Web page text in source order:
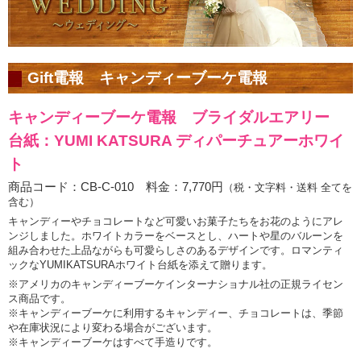
Gift電報 キャンディーブーケ電報
キャンディーブーケ電報 ブライダルエアリー
台紙：YUMI KATSURA ディパーチュアーホワイ
ト
商品コード：CB-C-010 料金：7,770円
（税・文字料・送料 全てを
含む）
キャンディーやチョコレートなど可愛いお菓子たちをお花のようにアレ
ンジしました。ホワイトカラーをベースとし、ハートや星のバルーンを
組み合わせた上品ながらも可愛らしさのあるデザインです。ロマンティ
ックなYUMIKATSURAホワイト台紙を添えて贈ります。
※アメリカのキャンディーブーケインターナショナル社の正規ライセン
ス商品です。
※キャンディーブーケに利用するキャンディー、チョコレートは、季節
や在庫状況により変わる場合がございます。
※キャンディーブーケはすべて手造りです。